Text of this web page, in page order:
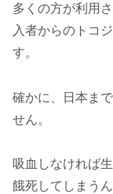
多くの方が利用
入者からのトコ
す。
確かに、日本ま
せん。
吸血しなければ
餓死してしまう